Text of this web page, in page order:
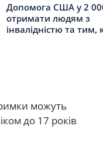
Допомога США у 2
отримати людям з
інвалідністю та тим,
можуть
до 17 років